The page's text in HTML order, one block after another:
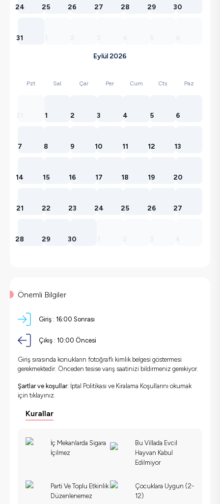
24 25 26 27 28 29 30
31
Eylül 2026
Pzt Sal Çar Per Cum Cts Paz
1 2 3 4 5 6
7 8 9 10 11 12 13
14 15 16 17 18 19 20
21 22 23 24 25 26 27
28 29 30
Önemli Bilgiler
Giriş : 16:00 Sonrası
Çıkış : 10:00 Öncesi
Giriş sırasında konukların fotoğraflı kimlik belgesi göstermesi
gerekmektedir. Önceden tesise varış saatinizi bildirmeniz gerekiyor.
Şartlar ve koşullar: İptal Politikası ve Kiralama Koşullarını okumak
için tıklayınız.
Kurallar
İç Mekanlarda Sigara
İçilmez
Bu Villada Evcil
Hayvan Kabul
Edilmiyor
Parti Ve Toplu Etkinlik
Düzenlenemez
Çocuklara Uygun (2-
12)